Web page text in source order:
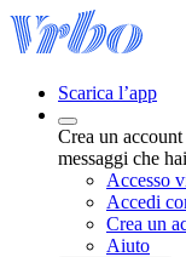
Scarica l’app
Crea un
messaggi che
Accesso
Accedi
Crea un
Aiuto